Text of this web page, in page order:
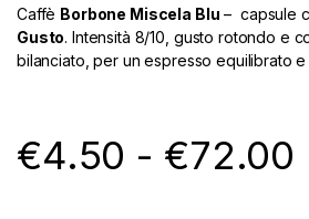
Caffè Borbone Miscela Blu – capsule
Gusto. Intensità 8/10, gusto rotondo e
bilanciato, per un espresso equilibrato
€4.50 - €72.00